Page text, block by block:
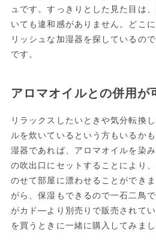
ュです。すっきりとした見た目は
いても違和感がありません。どこ
リッシュな加湿器を探しているの
です。
アロマオイルとの併用が
リラックスしたいときや気分転換
ルを炊いているという方もいるか
湿器であれば、アロマオイルを染
の吹出口にセットすることにより
のせて部屋に漂わせることができ
がら、保湿もできるので一石二鳥
がカド―より別売りで販売されて
を買うときに一緒に購入してみまし